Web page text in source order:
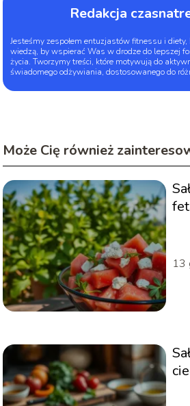
Redakcja
Jesteśmy zespołem entuzjastów fitnessu i
wiedzą, by wspierać Was w drodze do lepszej
życia. Tworzymy treści, które motywują do
świadomego odżywiania, dostosowanego do
Może Cię również
13